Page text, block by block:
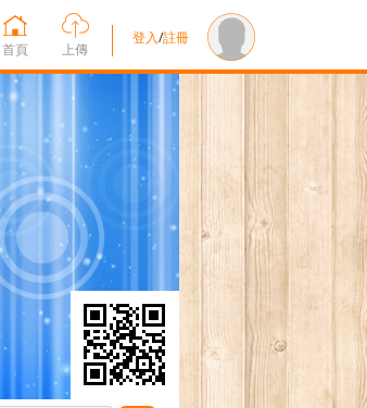
登入/註冊
首頁 上傳